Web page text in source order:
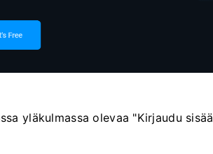
yläkulmassa olevaa "Kirjaudu